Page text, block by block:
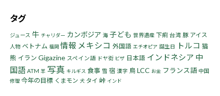
タグ
ジュース 牛 チャリダー カンボジア 海 子ども 世界遺産 下痢 台湾 豚 アイス
人物 ベトナム 福岡 情報 メキシコ 外国語 エチオピア 誕生日 トルコ 猫
熊 イラン Gigazine スペイン語 ドヤ街 ビザ 日本語 インドネシア 中
国語 ATM 羊 写真 キルギス 食事 雪 宿 漢字 鳥LCC お金 フランス語 中国
修理 今年の目標 くまモン 犬 タイ 峠 インド